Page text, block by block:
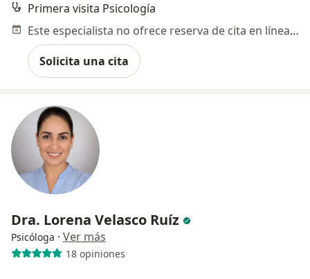
Primera visita Psicología
Este especialista no ofrece reserva de cita en línea en esta dirección.
Solicita una cita
Dra. Lorena Velasco Ruíz
Psicóloga · Ver más
18 opiniones